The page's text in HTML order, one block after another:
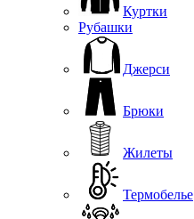
Куртки
Рубашки
Джерси
Брюки
Жилеты
Термобелье